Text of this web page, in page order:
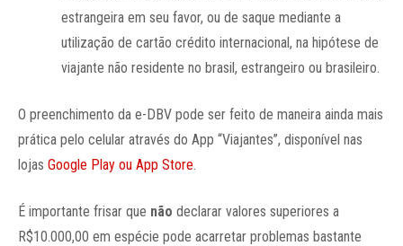
estrangeira em seu favor, ou de saque mediante a
utilização de cartão crédito internacional, na hipótese de
viajante não residente no brasil, estrangeiro ou brasileiro.
O preenchimento da e-DBV pode ser feito de maneira ainda mais
prática pelo celular através do App “Viajantes”, disponível nas
lojas Google Play ou App Store.
É importante frisar que não declarar valores superiores a
R$10.000,00 em espécie pode acarretar problemas bastante